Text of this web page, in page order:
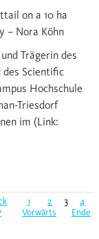
on a 10 ha
– Nora Köhn
Trägerin des
Scientific
Hochschule
Triesdorf
im (Link:
1 2 3
4
Vorwärts Ende